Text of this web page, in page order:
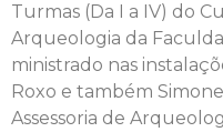
Turmas (Da I a IV) do
Arqueologia da
ministrado nas
Roxo e também
Assessoria de